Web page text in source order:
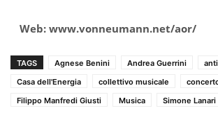
Web: www.vonneumann.net/aor/
TAGS Agnese Benini Andrea Guerrini
Casa dell'Energia
collettivo musicale
Filippo Manfredi Giusti
Musica Simone Lanari